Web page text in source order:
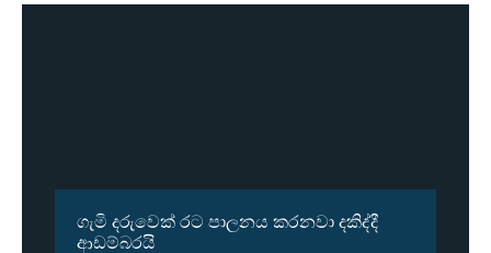
ගැමි දරුවෙක් රට පාලනය කරනවා දකිද්දී
ආඩම්බරයි